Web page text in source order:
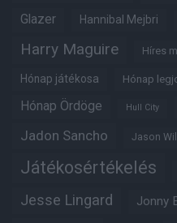
Glazer Hannibal Mejbri
Harry Maguire Híres
Hónap játékosa Hónap
Hónap Ördöge Hull City
Jadon Sancho Jason
Játékosértékelés
Jesse Lingard Jonny